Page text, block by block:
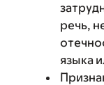
речь,
языка